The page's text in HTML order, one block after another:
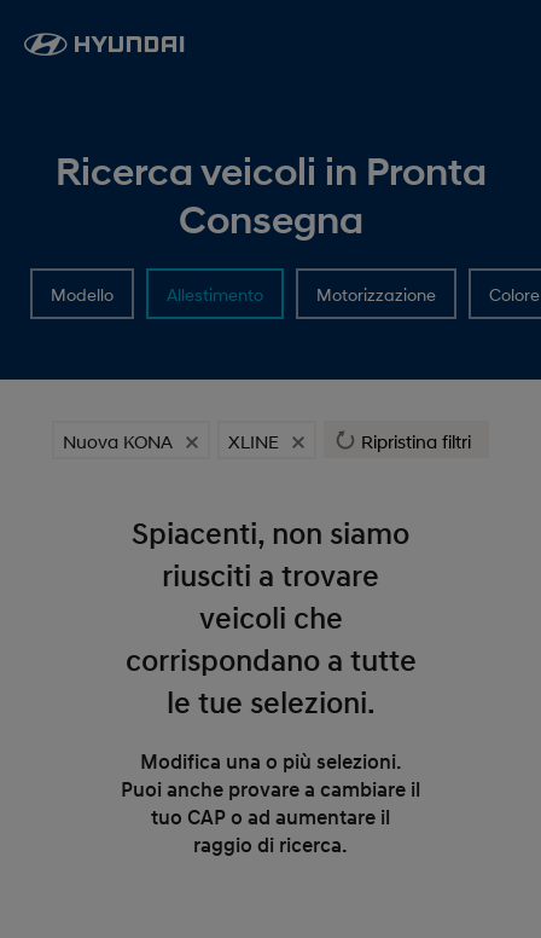
Ricerca veicoli in Pronta
Consegna
Modello Allestimento Motorizzazione Colore
Nuova KONA XLINE Ripristina filtri
Spiacenti, non siamo
riusciti a trovare
veicoli che
corrispondano a tutte
le tue selezioni.
Modifica una o più selezioni.
Puoi anche provare a cambiare il
tuo CAP o ad aumentare il
raggio di ricerca.